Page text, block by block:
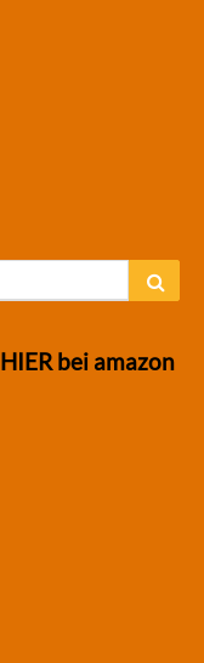
bei amazon